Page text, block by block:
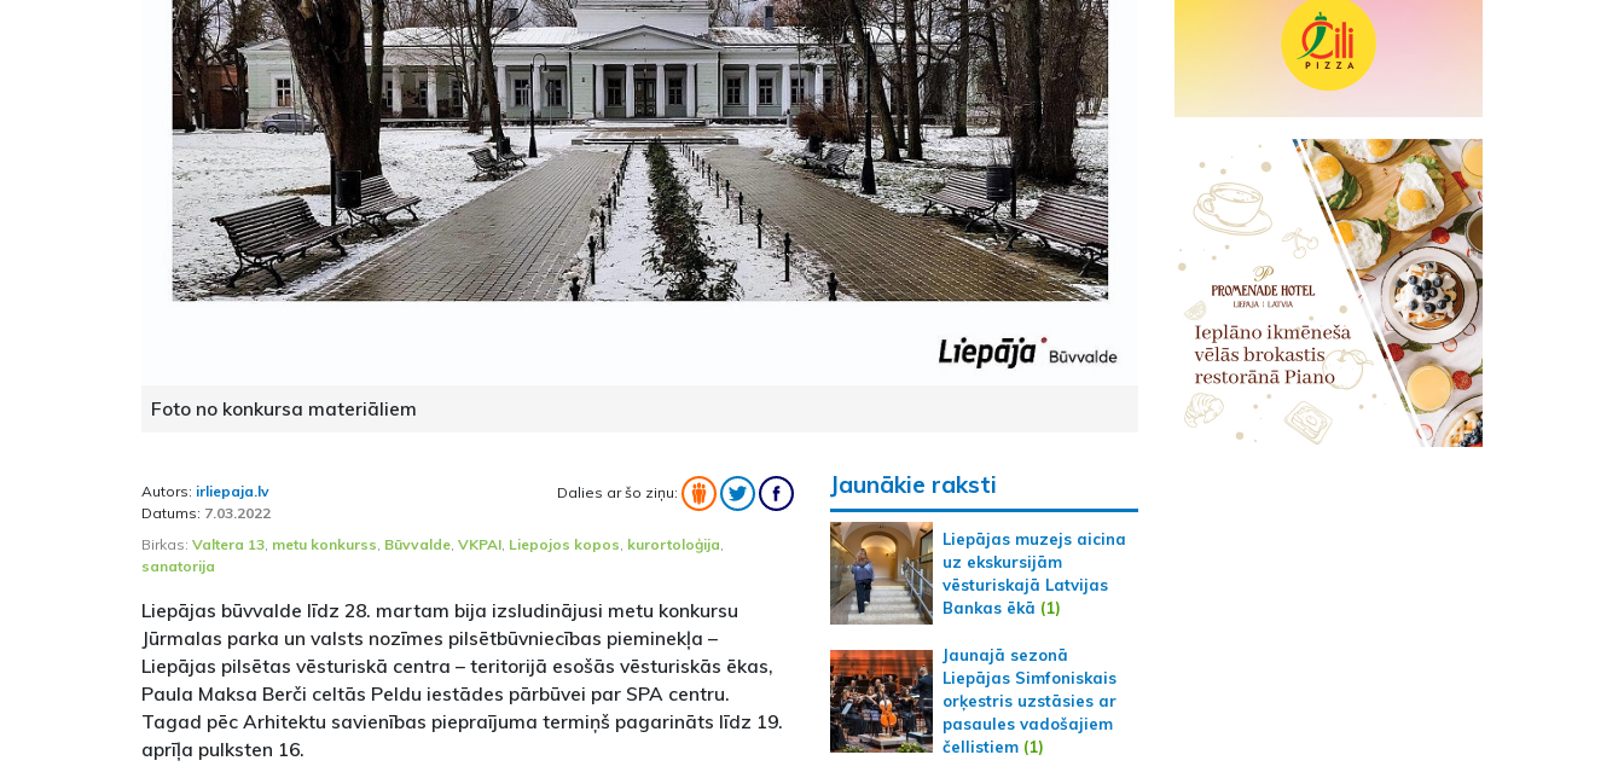
Foto no konkursa materiāliem
Autors: irliepaja.lv
Datums: 7.03.2022
Dalies ar šo ziņu:
Birkas: Valtera 13, metu konkurss, Būvvalde, VKPAI, Liepojos kopos, kurortoloģija,
sanatorija
Liepājas būvvalde līdz 28. martam bija izsludinājusi metu konkursu
Jūrmalas parka un valsts nozīmes pilsētbūvniecības pieminekļa –
Liepājas pilsētas vēsturiskā centra – teritorijā esošās vēsturiskās ēkas,
Paula Maksa Berči celtās Peldu iestādes pārbūvei par SPA centru.
Tagad pēc Arhitektu savienības piepraījuma termiņš pagarināts līdz 19.
aprīļa pulksten 16.
Jaunākie raksti
Liepājas muzejs aicina
uz ekskursijām
vēsturiskajā Latvijas
Bankas ēkā (1)
Jaunajā sezonā
Liepājas Simfoniskais
orķestris uzstāsies ar
pasaules vadošajiem
čellistiem(1)